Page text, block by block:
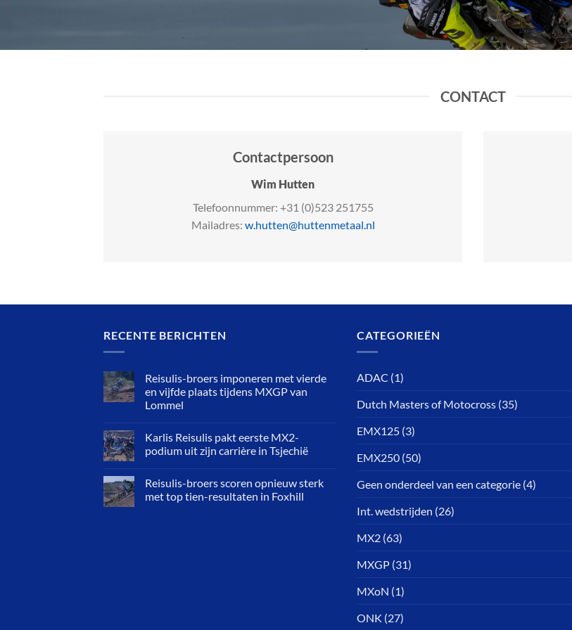
CONTACT
Contactpersoon
Wim Hutten
Telefoonnummer: +31 (0)523 251755
Mailadres: w.hutten@huttenmetaal.nl
RECENTE BERICHTEN
Reisulis-broers imponeren met vierde
en vijfde plaats tijdens MXGP van
Lommel
Karlis Reisulis pakt eerste MX2-
podium uit zijn carrière in Tsjechië
Reisulis-broers scoren opnieuw sterk
met top tien-resultaten in Foxhill
CATEGORIEËN
ADAC (1)
Dutch Masters of Motocross (35)
EMX125 (3)
EMX250 (50)
Geen onderdeel van een categorie (4)
Int. wedstrijden (26)
MX2 (63)
MXGP (31)
MXoN (1)
ONK (27)